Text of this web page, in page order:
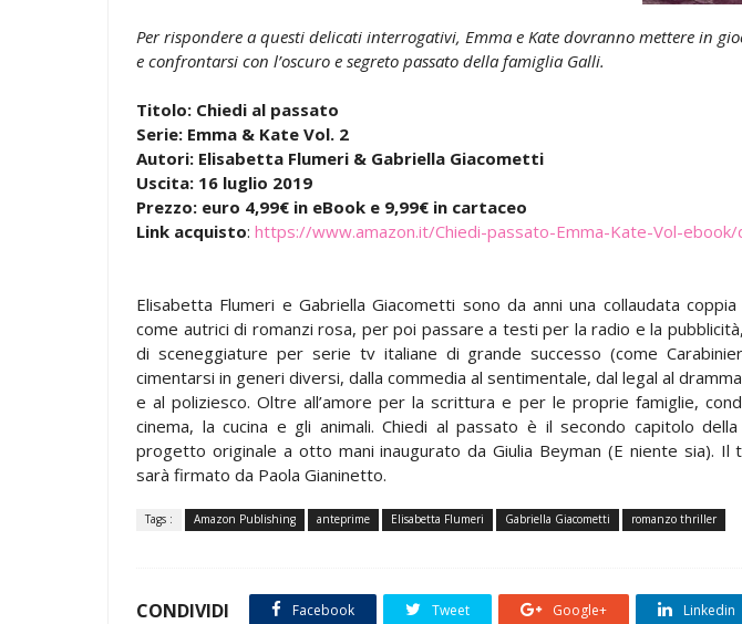
Per rispondere a questi delicati interrogativi, Emma e Kate dovranno mettere in
e confrontarsi con l’oscuro e segreto passato della famiglia Galli.
Titolo: Chiedi al passato
Serie: Emma & Kate Vol. 2
Autori: Elisabetta Flumeri & Gabriella Giacometti
Uscita: 16 luglio 2019
Prezzo: euro 4,99€ in eBook e 9,99€ in cartaceo
Link acquisto: https://www.amazon.it/Chiedi-passato-Emma-Kate-Vol-ebook/
Elisabetta Flumeri e Gabriella Giacometti sono da anni una collaudata
come autrici di romanzi rosa, per poi passare a testi per la radio e la
di sceneggiature per serie tv italiane di grande successo (come
cimentarsi in generi diversi, dalla commedia al sentimentale, dal legal al
e al poliziesco. Oltre all’amore per la scrittura e per le proprie famiglie,
cinema, la cucina e gli animali. Chiedi al passato è il secondo capitolo
progetto originale a otto mani inaugurato da Giulia Beyman (E niente sia). Il
sarà firmato da Paola Gianinetto.
Tags : Amazon Publishing anteprime Elisabetta Flumeri Gabriella Giacometti romanzo thriller
CONDIVIDI Facebook Tweet Google+ Linkedin